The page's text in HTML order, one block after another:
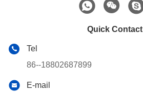
Quick Contact
Tel
86--18802687899
E-mail